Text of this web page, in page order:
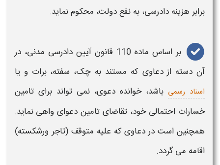
برابر هزینه دادرسی، به نفع دولت، محکوم نماید.
بر اساس ماده 110 قانون آیین دادرسی مدنی، در
آن دسته از دعاوی که مستند به چک، سفته، برات و یا
اسناد رسمی باشد، خوانده دعوی، نمی تواند برای تامین
خسارات احتمالی خود، تقاضای تامین دعوای واهی نماید.
همچنین است در دعاوی که علیه متوقف (تاجر ورشکسته)
اقامه می گردد.